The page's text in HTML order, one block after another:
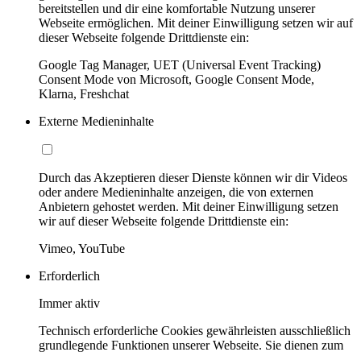
bereitstellen und dir eine komfortable Nutzung unserer
Webseite ermöglichen. Mit deiner Einwilligung setzen wir auf
dieser Webseite folgende Drittdienste ein:
Google Tag Manager, UET (Universal Event Tracking)
Consent Mode von Microsoft, Google Consent Mode,
Klarna, Freshchat
Externe Medieninhalte
Durch das Akzeptieren dieser Dienste können wir dir Videos
oder andere Medieninhalte anzeigen, die von externen
Anbietern gehostet werden. Mit deiner Einwilligung setzen
wir auf dieser Webseite folgende Drittdienste ein:
Vimeo, YouTube
Erforderlich
Immer aktiv
Technisch erforderliche Cookies gewährleisten ausschließlich
grundlegende Funktionen unserer Webseite. Sie dienen zum